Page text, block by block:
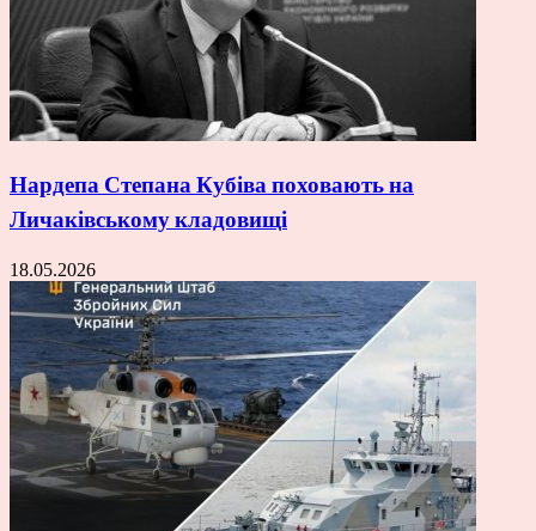
Нардепа Степана Кубіва поховають на
Личаківському кладовищі
18.05.2026